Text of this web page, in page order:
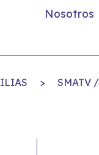
Nosotros
> SMATV